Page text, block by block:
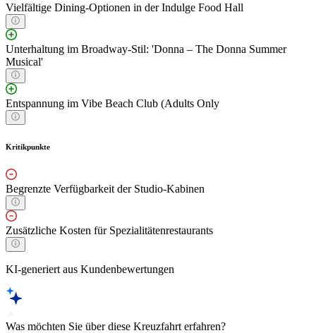
Vielfältige Dining-Optionen in der Indulge Food Hall
Unterhaltung im Broadway-Stil: 'Donna – The Donna Summer
Musical'
Entspannung im Vibe Beach Club (Adults Only
Kritikpunkte
Begrenzte Verfügbarkeit der Studio-Kabinen
Zusätzliche Kosten für Spezialitätenrestaurants
KI-generiert aus Kundenbewertungen
Was möchten Sie über diese Kreuzfahrt erfahren?